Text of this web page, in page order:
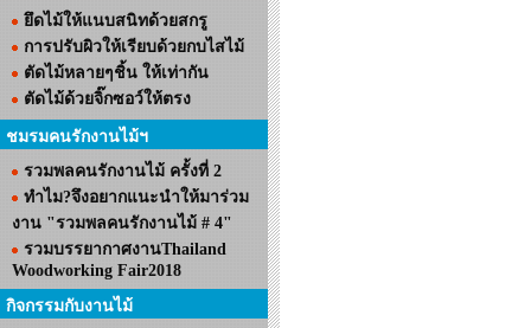
ยึดไม้ให้แนบสนิทด้วยสกรู
การปรับผิวให้เรียบด้วยกบไสไม้
ตัดไม้หลายๆชิ้น ให้เท่ากัน
ตัดไม้ด้วยจิ๊กซอว์ให้ตรง
ชมรมคนรักงานไม้ฯ
รวมพลคนรักงานไม้ ครั้งที่ 2
ทำไม?จึงอยากแนะนำให้มาร่วม
งาน "รวมพลคนรักงานไม้ # 4"
รวมบรรยากาศงานThailand
Woodworking Fair2018
กิจกรรมกับงานไม้